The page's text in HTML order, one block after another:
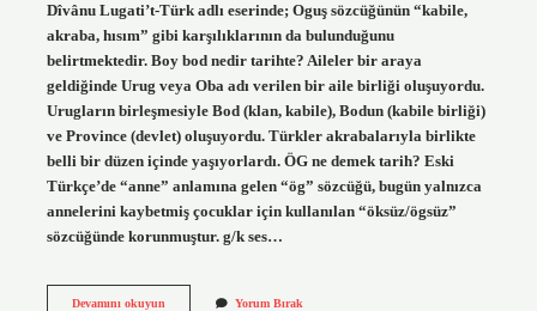
Dîvânu Lugati’t-Türk adlı eserinde; Oguş sözcüğünün “kabile,
akraba, hısım” gibi karşılıklarının da bulunduğunu
belirtmektedir. Boy bod nedir tarihte? Aileler bir araya
geldiğinde Urug veya Oba adı verilen bir aile birliği oluşuyordu.
Urugların birleşmesiyle Bod (klan, kabile), Bodun (kabile birliği)
ve Province (devlet) oluşuyordu. Türkler akrabalarıyla birlikte
belli bir düzen içinde yaşıyorlardı. ÖG ne demek tarih? Eski
Türkçe’de “anne” anlamına gelen “ög” sözcüğü, bugün yalnızca
annelerini kaybetmiş çocuklar için kullanılan “öksüz/ögsüz”
sözcüğünde korunmuştur. g/k ses…
Devamını okuyunOguş
Yorum Bırak